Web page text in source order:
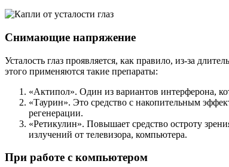
Снимающие напряжение
Усталость глаз проявляется, как правило, из-за
этого применяются такие препараты:
«Актипол». Один из вариантов интерферона,
«Таурин». Это средство с накопительным
регенерации.
«Ретикулин». Повышает средство остроту
излучений от телевизора, компьютера.
При работе с компьютером